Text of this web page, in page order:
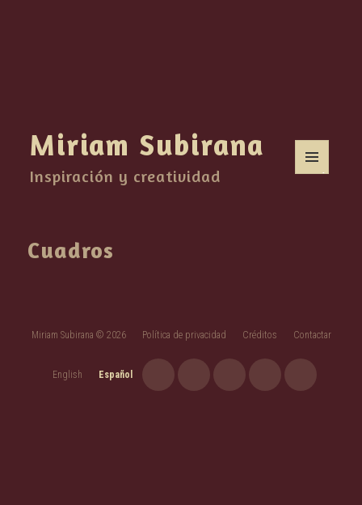
Miriam Subirana
Inspiración y creatividad
Cuadros
Miriam Subirana © 2026 Política de privacidad Créditos Contactar
English Español